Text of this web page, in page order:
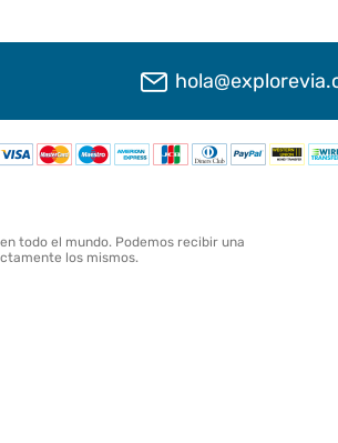
todo el mundo. Podemos recibir una
los mismos.